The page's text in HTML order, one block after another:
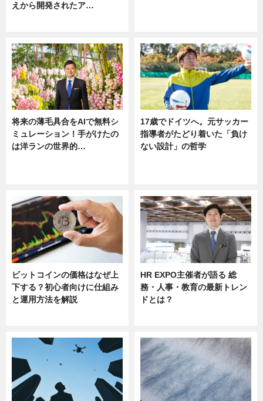
えから開発されたア…
将来の薄毛具合をAIで無料シ
ミュレーション！手がけたの
は洋ランの世界的…
17歳でドイツへ。元サッカー
指導者がたどり着いた「負け
ない設計」の哲学
ビットコインの価格はなぜ上
下する？初心者向けに仕組み
と運用方法を解説
HR EXPO主催者が語る 総
務・人事・教育の最新トレン
ドとは？